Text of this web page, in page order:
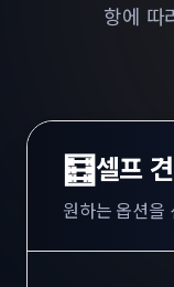
항에 따
🧮셀프
원하는 옵션을